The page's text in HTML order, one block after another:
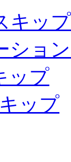
キップ
ショ
ップ
ップ